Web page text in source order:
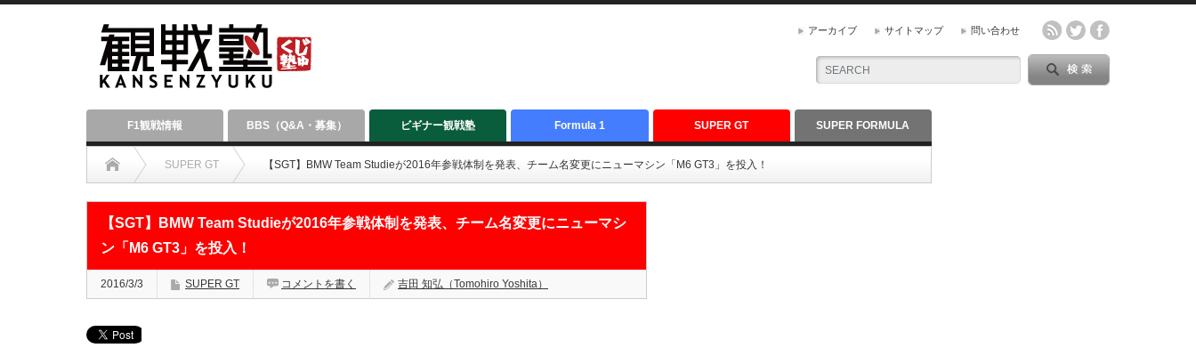
アーカイブ サイトマップ 問い合わせ
F1観戦情報 BBS（Q&A・募集） ビギナー観戦塾 Formula 1 SUPER GT SUPER FORMULA
SUPER GT 【SGT】BMW Team Studieが2016年参戦体制を発表、チーム名変更にニューマシン「M6 GT3」を投入！
【SGT】BMW Team Studieが2016年参戦体制を発表、チーム名変更にニューマシ
ン「M6 GT3」を投入！
2016/3/3 SUPER GT コメントを書く 吉田 知弘（Tomohiro Yoshita）